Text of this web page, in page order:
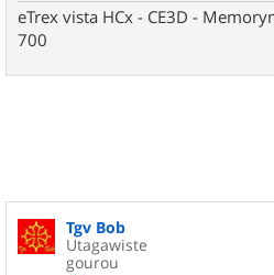
eTrex vista HCx - CE3D -
700
Tgv Bob
Utagawiste
gourou